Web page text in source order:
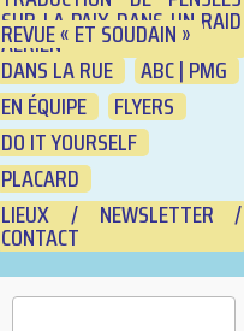
SUR LA PAIX DANS UN RAID
AÉRIEN
REVUE « ET SOUDAIN »
DANS LA RUE
ABC | PMG
EN ÉQUIPE
FLYERS
DO IT YOURSELF
PLACARD
LIEUX / NEWSLETTER /
CONTACT